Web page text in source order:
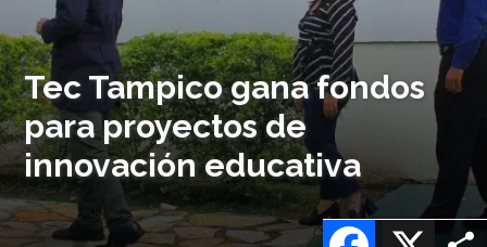
Tec Tampico gana fondos
para proyectos de
innovación educativa
X
Facebook